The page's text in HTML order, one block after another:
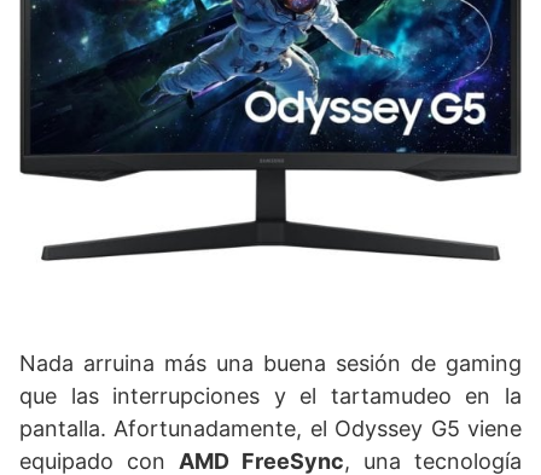
Nada arruina más una buena sesión de gaming
que las interrupciones y el tartamudeo en la
pantalla. Afortunadamente, el Odyssey G5 viene
equipado con AMD FreeSync, una tecnología